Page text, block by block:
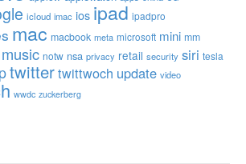
icloud imac ios ipad ipadpro
mac macbook meta microsoft mini mm
music notw nsa privacy retail security siri tesla
twittertwittwoch update video
wwdc zuckerberg